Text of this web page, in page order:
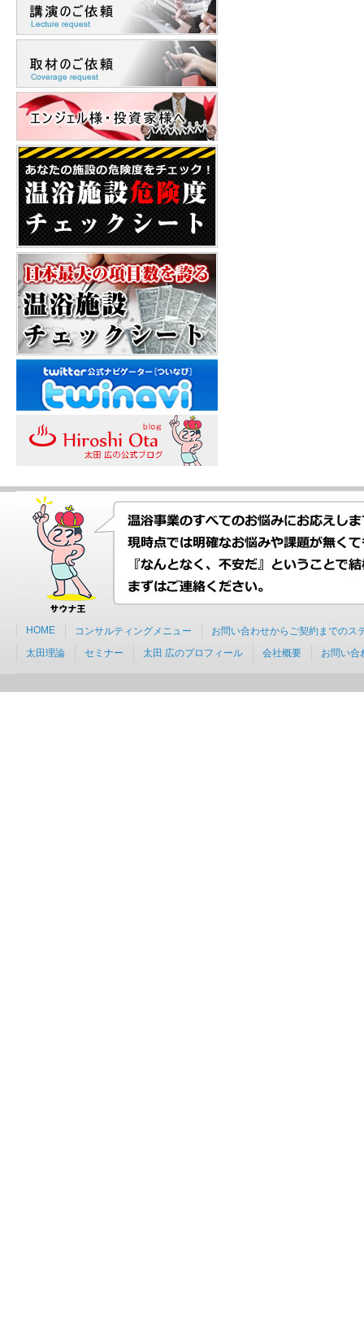
HOME コンサルティングメニュー
お問い合わせからご契約までのス
太田理論
セミナー 太田 広のプロフィール 会社概要 お問い合